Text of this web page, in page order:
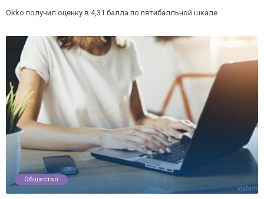
Okko получил оценку в 4,31 балла по пятибалльной шкале
Общество